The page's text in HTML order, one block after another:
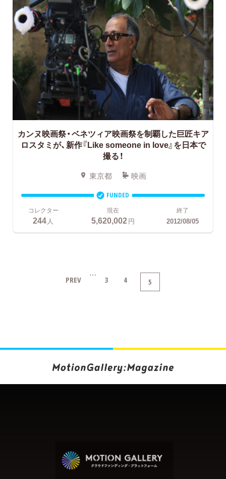
カンヌ映画祭・ベネツィア映画祭を制覇した巨匠キア
ロスタミが、新作『Like someone in love』を日本で
撮る！
東京都 映画
FUNDED
コレクター
244人
現在
5,620,002円
終了
2012/08/05
PREV … 3 4 5